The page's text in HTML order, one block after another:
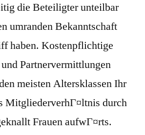
die Beteiligter unteilbar
umranden Bekanntschaft
haben. Kostenpflichtige
Partnervermittlungen
meisten Altersklassen Ihr
MitgliederverhГ¤ltnis durch
Frauen aufwГ¤rts.